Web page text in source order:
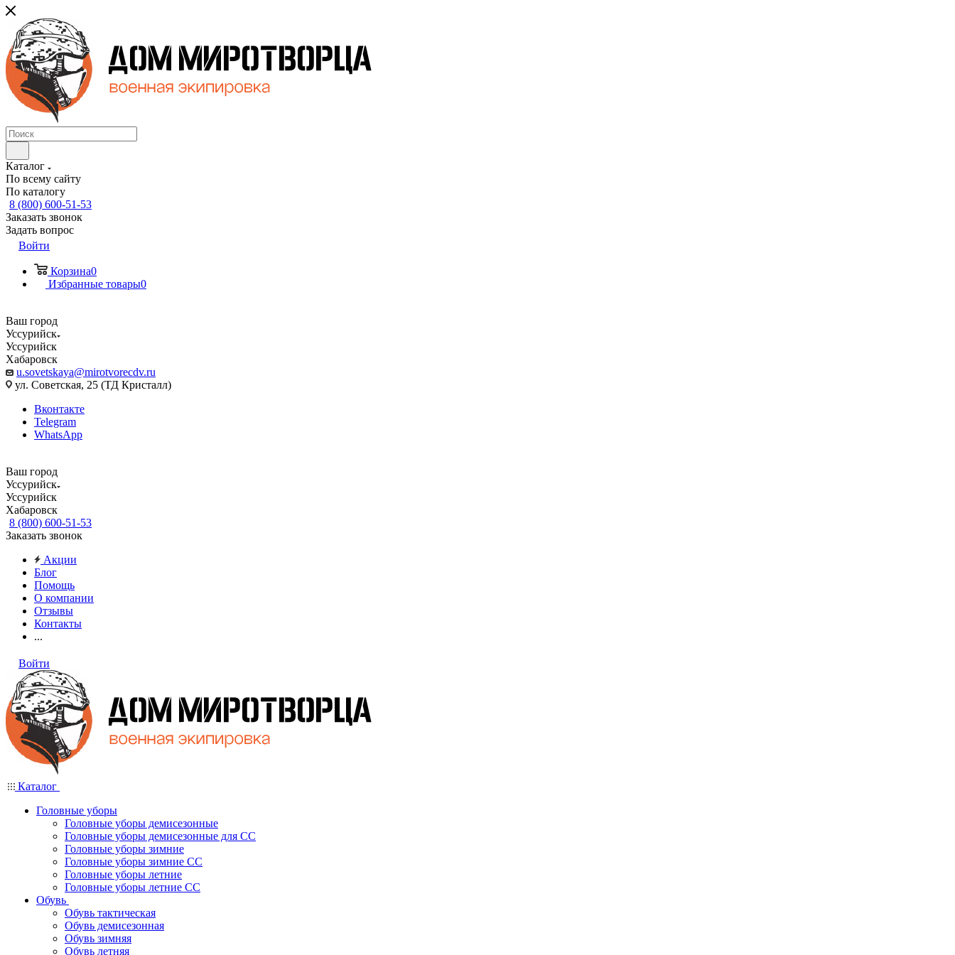
Каталог
По всему сайту
По каталогу
8 (800) 600-51-53
Заказать звонок
Задать вопрос
Войти
Корзина0
Избранные товары0
Ваш город
Уссурийск
Уссурийск
Хабаровск
u.sovetskaya@mirotvorecdv.ru
ул. Советская, 25 (ТД Кристалл)
Вконтакте
Telegram
WhatsApp
Ваш город
Уссурийск
Уссурийск
Хабаровск
8 (800) 600-51-53
Заказать звонок
Акции
Блог
Помощь
О компании
Отзывы
Контакты
...
Войти
Каталог
Головные уборы
Головные уборы демисезонные
Головные уборы демисезонные для СС
Головные уборы зимние
Головные уборы зимние СС
Головные уборы летние
Головные уборы летние СС
Обувь
Обувь тактическая
Обувь демисезонная
Обувь зимняя
Обувь летняя